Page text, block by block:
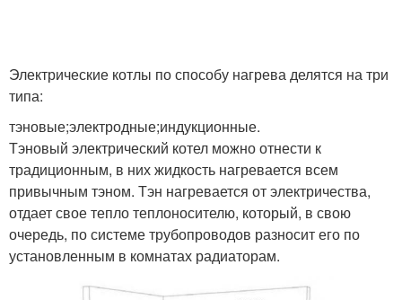
Электрические котлы по способу нагрева делятся на три
типа:
тэновые;электродные;индукционные.
Тэновый электрический котел можно отнести к
традиционным, в них жидкость нагревается всем
привычным тэном. Тэн нагревается от электричества,
отдает свое тепло теплоносителю, который, в свою
очередь, по системе трубопроводов разносит его по
установленным в комнатах радиаторам.